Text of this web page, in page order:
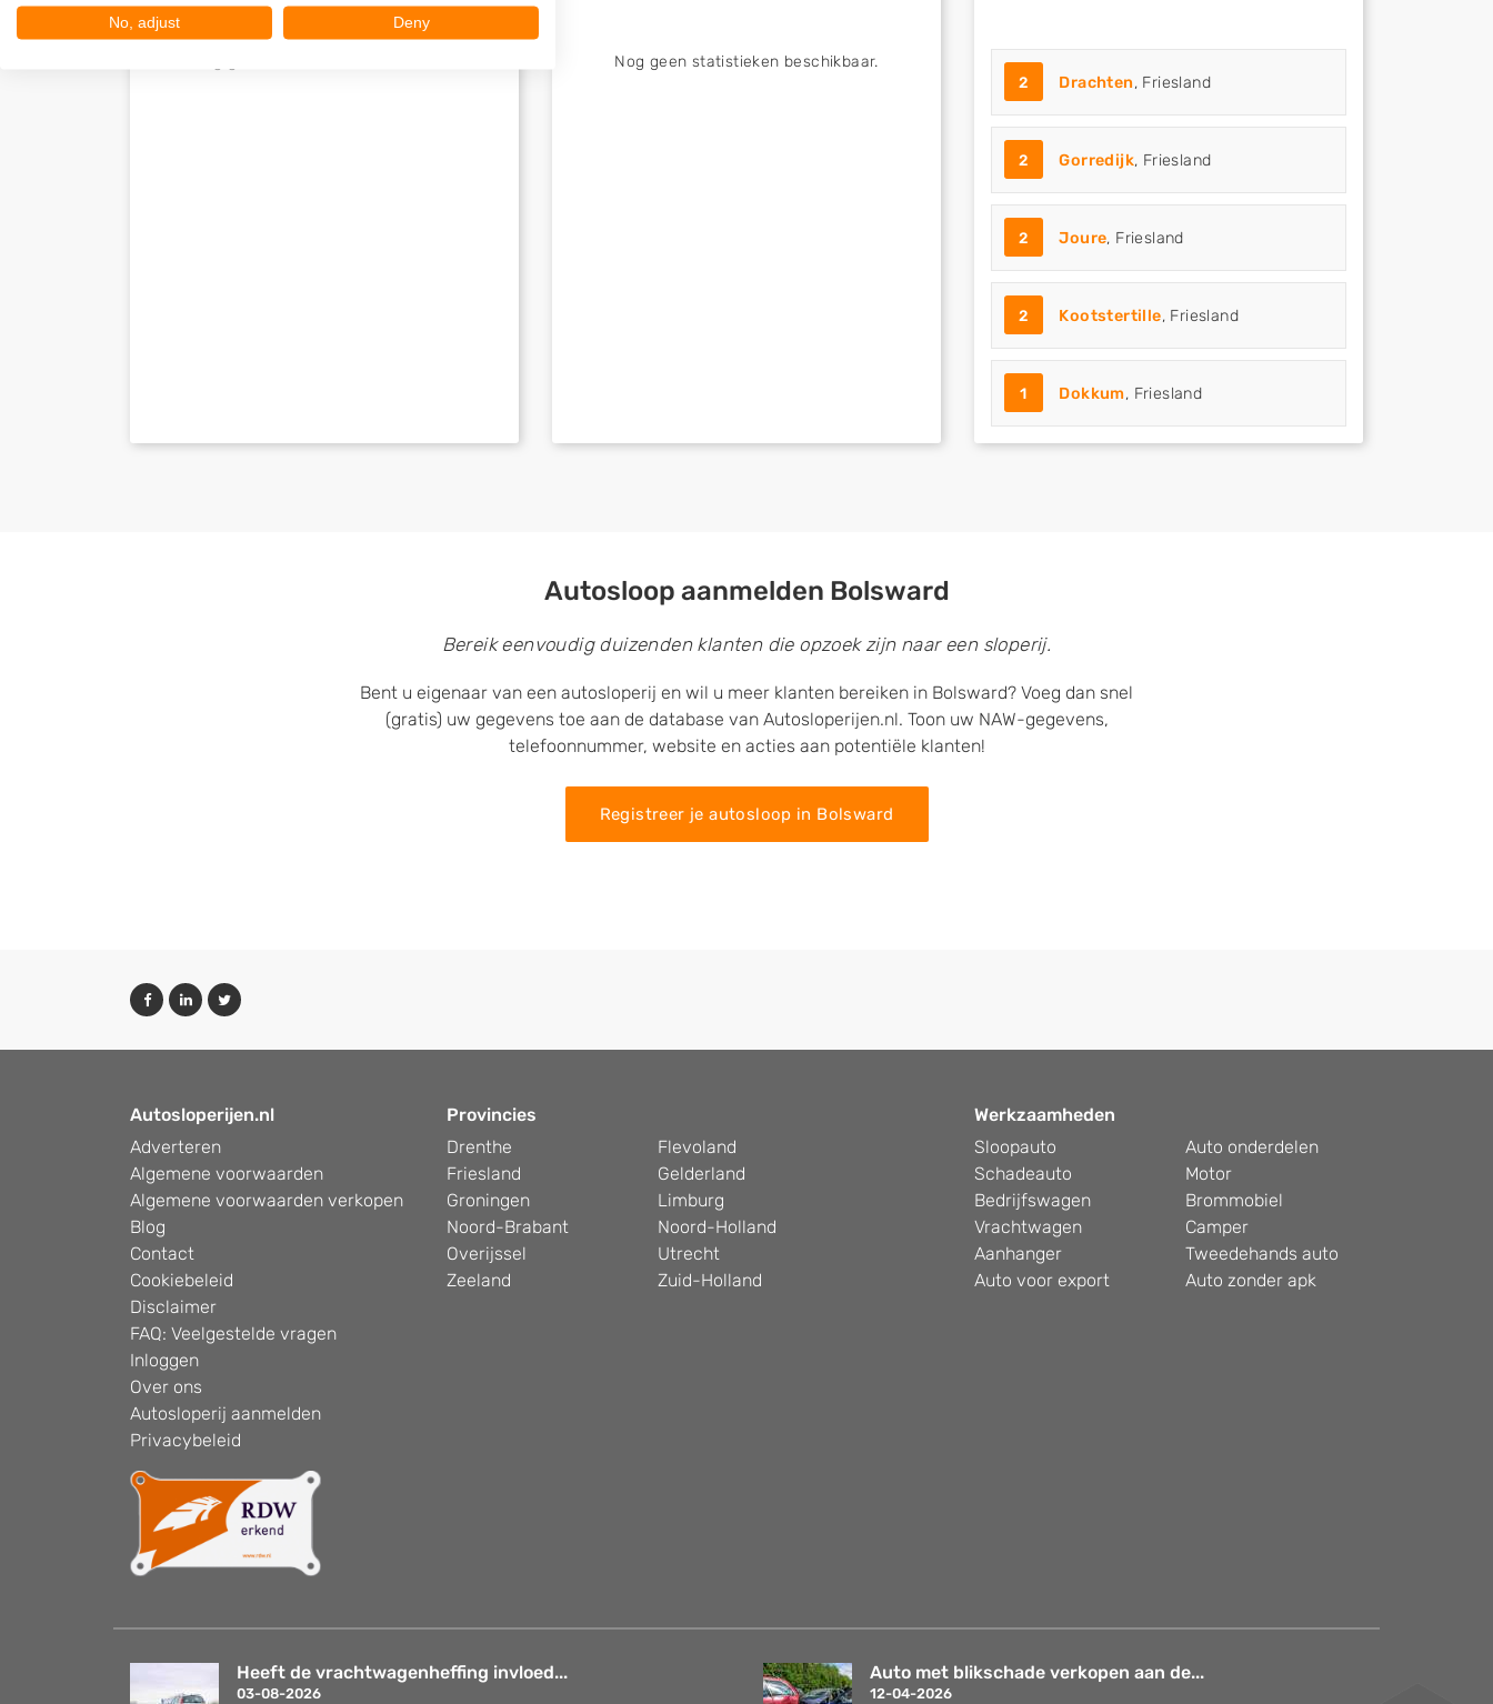
Nog geen statistieken beschikbaar.
2 Drachten, Friesland
2 Gorredijk, Friesland
2 Joure, Friesland
2 Kootstertille, Friesland
1 Dokkum, Friesland
Autosloop aanmelden Bolsward
Bereik eenvoudig duizenden klanten die opzoek zijn naar een sloperij.
Bent u eigenaar van een autosloperij en wil u meer klanten bereiken in Bolsward? Voeg dan snel
(gratis) uw gegevens toe aan de database van Autosloperijen.nl. Toon uw NAW-gegevens,
telefoonnummer, website en acties aan potentiële klanten!
Registreer je autosloop in Bolsward
Autosloperijen.nl
Adverteren
Algemene voorwaarden
Algemene voorwaarden verkopen
Blog
Contact
Cookiebeleid
Disclaimer
FAQ: Veelgestelde vragen
Inloggen
Over ons
Autosloperij aanmelden
Privacybeleid
Provincies
Drenthe
Flevoland
Friesland
Gelderland
Groningen
Limburg
Noord-Brabant
Noord-Holland
Overijssel
Utrecht
Zeeland
Zuid-Holland
Werkzaamheden
Sloopauto
Auto onderdelen
Schadeauto
Motor
Bedrijfswagen
Brommobiel
Vrachtwagen
Camper
Aanhanger
Tweedehands auto
Auto voor export
Auto zonder apk
Heeft de vrachtwagenheffing invloed...
03-08-2026
Auto met blikschade verkopen aan de...
12-04-2026
No, adjust Deny